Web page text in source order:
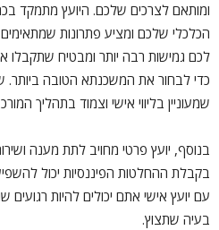
ומותאם לצרכים שלכם. היועץ מתמקד
הכלכלי שלכם ומציע פתרונות
לכם גמישות רבה יותר ומבטיח שתקבלו
כדי לבחור את המשכנתא הטובה ביותר.
שמעוניין בליווי אישי וצמוד בתהליך
בנוסף, יועץ פרטי מחויב לתת מענה
בקבלת ההחלטות הפיננסיות יכול
עם יועץ אישי אתם יכולים להיות
בעיה שתצוץ.